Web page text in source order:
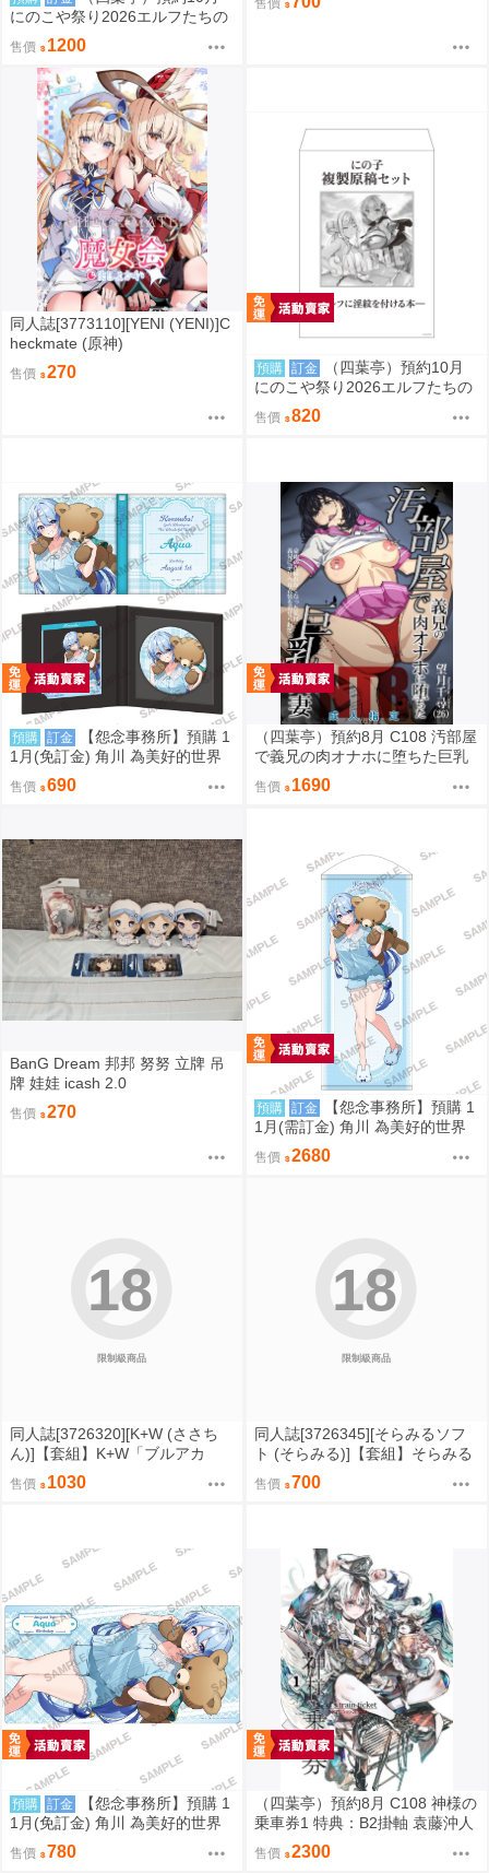
にのこや祭り2026エルフたちの
宴 #開催記念T恤 0829
售價 1200
案)
售價
同人誌[3773110][YENI (YENI)]C
heckmate (原神)
售價 270 預購 訂金
（四葉亭）預約10月
にのこや祭り2026エルフたちの
宴 #開催記念複製原稿組～エル
フに淫紋をつける本～ 0829
售價 820
預購 訂金
【怨念事務所】預購 1
1月(免訂金) 角川 為美好的世界
獻上祝福! 阿克婭 誕生祭2026 徽
章&壓克力卡片組 0822
售價 690
（四葉亭）預約8月 C108 汚部屋
で義兄の肉オナホに堕ちた巨乳
人妻 特典：B2掛軸 天野雨乃
售價 1690
BanG Dream 邦邦 努努 立牌 吊
牌 娃娃 icash 2.0
售價 270 預購 訂金
【怨念事務所】預購 1
1月(需訂金) 角川 為美好的世界
獻上祝福! 阿克婭 誕生祭2026 特
大掛軸 0822
售價 2680
限制級商品
18
同人誌[3726320][K+W (ささち
ん)]【套組】K+W「ブルアカ
本」セット (蔚藍檔案)
售價 1030
限制級商品
18
同人誌[3726345][そらみるソフ
ト (そらみる)]【套組】そらみる
ソフト「ブルアカ本」セット (蔚
藍檔案)
售價 700
預購 訂金
【怨念事務所】預購 1
1月(免訂金) 角川 為美好的世界
獻上祝福! 阿克婭 誕生祭2026 軟
膠桌墊 0822
售價 780
（四葉亭）預約8月 C108 神様の
乗車券1 特典：B2掛軸 袁藤沖人
售價 2300